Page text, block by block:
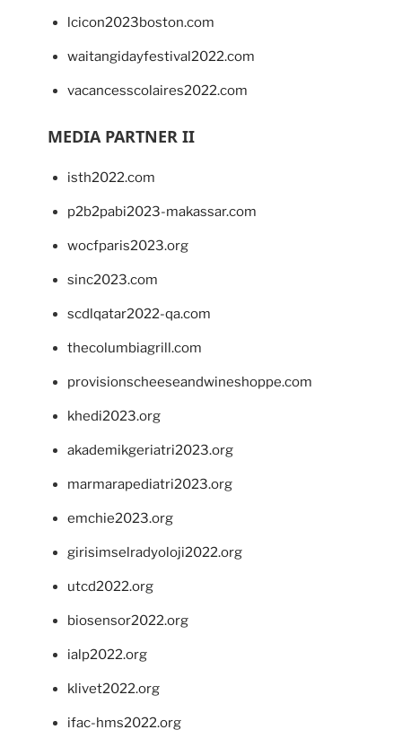
lcicon2023boston.com
waitangidayfestival2022.com
vacancesscolaires2022.com
MEDIA PARTNER II
isth2022.com
p2b2pabi2023-makassar.com
wocfparis2023.org
sinc2023.com
scdlqatar2022-qa.com
thecolumbiagrill.com
provisionscheeseandwineshoppe.com
khedi2023.org
akademikgeriatri2023.org
marmarapediatri2023.org
emchie2023.org
girisimselradyoloji2022.org
utcd2022.org
biosensor2022.org
ialp2022.org
klivet2022.org
ifac-hms2022.org